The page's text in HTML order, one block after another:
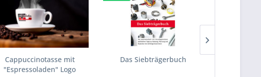
Cappuccinotasse mit
"Espressoladen" Logo
Das Siebträgerbuch